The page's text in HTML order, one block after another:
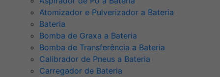
Atomizador e Pulverizador a Bateria
Bateria
Bomba de Graxa a Bateria
Bomba de Transferência a Bateria
Calibrador de Pneus a Bateria
Carregador de Bateria